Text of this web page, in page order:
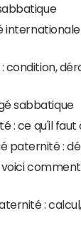
internationale
condition,
sabbatique
: ce qu'il
paternité :
voici
: